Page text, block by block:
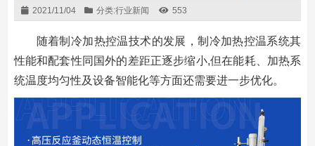
2021/11/04 分类:行业新闻 553
随着制冷加热控温技术的发展，制冷加热控温系统其
性能和配套性同国外的差距正逐步缩小,但在能耗、加热系
统温度均匀性及设备智能化等方面还需要进一步优化。